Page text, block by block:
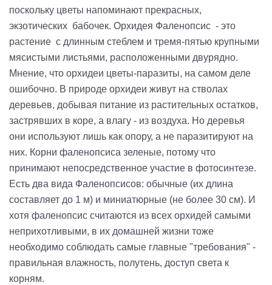
поскольку цветы напоминают прекрасных,
экзотических бабочек. Орхидея Фаленопсис - это
растение с длинным стеблем и тремя-пятью крупными
мясистыми листьями, расположенными двурядно.
Мнение, что орхидеи цветы-паразиты, на самом деле
ошибочно. В природе орхидеи живут на стволах
деревьев, добывая питание из растительных остатков,
застрявших в коре, а влагу - из воздуха. Но деревья
они используют лишь как опору, а не паразитируют на
них. Корни фаленопсиса зеленые, потому что
принимают непосредственное участие в фотосинтезе.
Есть два вида Фаленопсисов: обычные (их длина
составляет до 1 м) и миниатюрные (не более 30 см). И
хотя фаленопсис считаются из всех орхидей самыми
неприхотливыми, в их домашней жизни тоже
необходимо соблюдать самые главные "требования" -
правильная влажность, полутень, доступ света к
корням.